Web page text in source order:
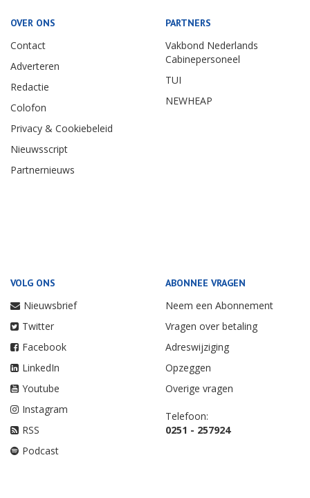
OVER ONS
Contact
Adverteren
Redactie
Colofon
Privacy & Cookiebeleid
Nieuwsscript
Partnernieuws
PARTNERS
Vakbond Nederlands
Cabinepersoneel
TUI
NEWHEAP
VOLG ONS
Nieuwsbrief
Twitter
Facebook
LinkedIn
Youtube
Instagram
RSS
Podcast
ABONNEE VRAGEN
Neem een Abonnement
Vragen over betaling
Adreswijziging
Opzeggen
Overige vragen
Telefoon:
0251 - 257924